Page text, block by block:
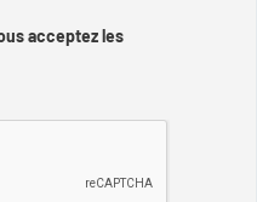
acceptez les